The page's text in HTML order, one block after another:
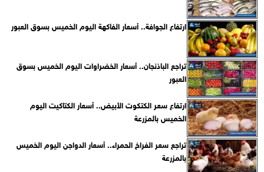
ارتفاع الجوافة.. أسعار الفاكهة اليوم الخميس بسوق العبور
تراجع الباذنجان.. أسعار الخضراوات اليوم الخميس بسوق
العبور
ارتفاع سعر الكتكوت الأبيض.. أسعار الكتاكيت اليوم
الخميس بالمزرعة
تراجع سعر الفراخ الحمراء.. أسعار الدواجن اليوم الخميس
بالمزرعة